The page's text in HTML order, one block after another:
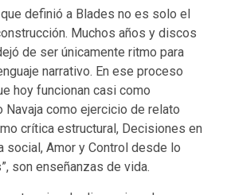
definió a Blades no es solo el
Muchos años y discos
de ser únicamente ritmo para
narrativo. En ese proceso
hoy funcionan casi como
Navaja como ejercicio de relato
crítica estructural, Decisiones en
social, Amor y Control desde lo
son enseñanzas de vida.